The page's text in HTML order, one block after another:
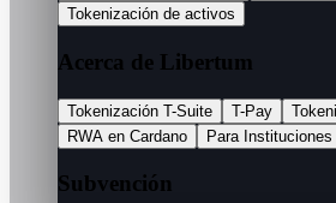
Tokenización de activos
Acerca de Libertum
Tokenización T-Suite T-Pay
RWA en Cardano
Para Instituciones
Subvención